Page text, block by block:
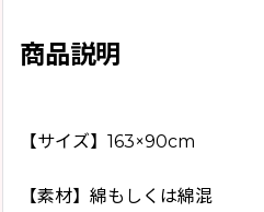
商品説明
【サイズ】163×90cm
【素材】綿もしくは綿混